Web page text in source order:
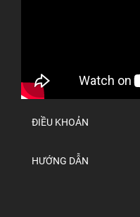
ĐIỀU KHOẢN
HƯỚNG DẪN